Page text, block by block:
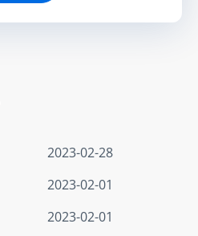
2023-02-28
2023-02-01
2023-02-01